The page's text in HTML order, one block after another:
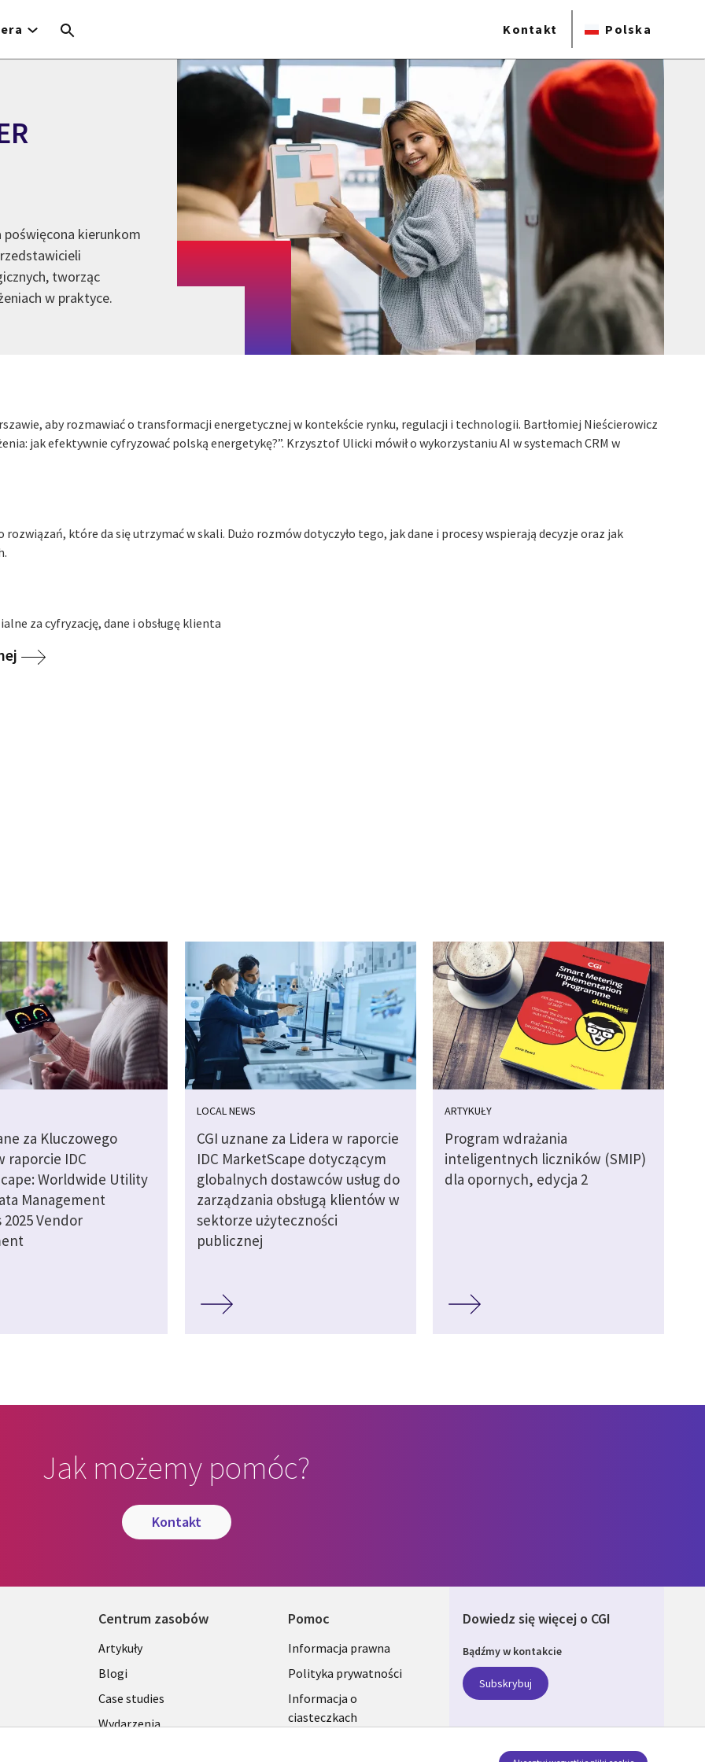
Kontakt Polska
poświęcona kierunkom
tworząc
w praktyce.
aby rozmawiać o transformacji energetycznej w kontekście rynku, regulacji i technologii. Bartłomiej Nieścierowicz
jak efektywnie cyfryzować polską energetykę?”. Krzysztof Ulicki mówił o wykorzystaniu AI w systemach CRM w
które da się utrzymać w skali. Dużo rozmów dotyczyło tego, jak dane i procesy wspierają decyzje oraz jak
za cyfryzację, dane i obsługę klienta
on Print
za Kluczowego
raporcie IDC
Worldwide Utility
Management
2025 Vendor
LOCAL NEWS
CGI uznane za Lidera w raporcie
IDC MarketScape dotyczącym
globalnych dostawców usług do
zarządzania obsługą klientów w
sektorze użyteczności
publicznej
ARTYKUŁY
Program wdrażania
inteligentnych liczników (SMIP)
dla opornych, edycja 2
Jak możemy pomóc?
kontakt
Centrum zasobów
Library
Links
SECTIONS
POLSKA
Artykuły
Blogi
Case studies
Wydarzenia
Pomoc
Legal
SECTIONS
POLSKA
Informacja prawna
Polityka prywatności
Informacja o
ciasteczkach
Dowiedz się więcej o CGI
Bądźmy w kontakcie
Subskrybuj